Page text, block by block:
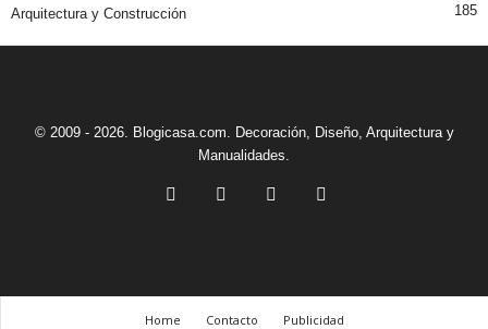
Arquitectura y Construcción 185
© 2009 - 2026. Blogicasa.com. Decoración, Diseño, Arquitectura y
Manualidades.
Home Contacto Publicidad